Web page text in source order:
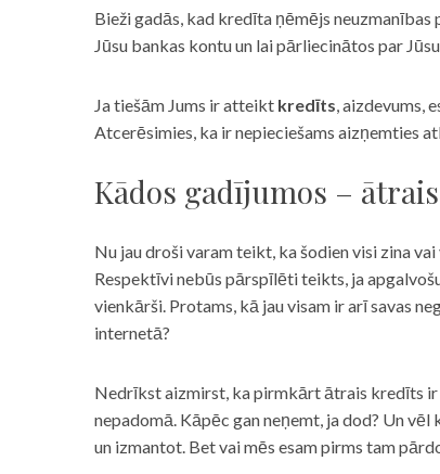
Bieži gadās, kad kredīta ņēmējs
Jūsu bankas kontu un lai pārliecinātos par
Ja tiešām Jums ir atteikt kredīts, aizdevums,
Atcerēsimies, ka ir nepieciešams aizņemties
Kādos gadījumos –
Nu jau droši varam teikt, ka šodien visi zina
Respektīvi nebūs pārspīlēti teikts, ja
vienkārši. Protams, kā jau visam ir arī savas
internetā?
Nedrīkst aizmirst, ka pirmkārt ātrais kredīts
nepadomā. Kāpēc gan neņemt, ja dod? Un
un izmantot. Bet vai mēs esam pirms tam